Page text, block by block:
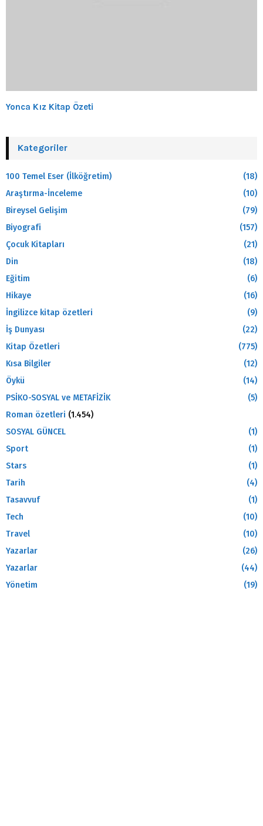
Yonca Kız Kitap Özeti
Kategoriler
100 Temel Eser (İlköğretim)
(18)
Araştırma-İnceleme
(10)
Bireysel Gelişim
(79)
Biyografi
(157)
Çocuk Kitapları
(21)
Din
(18)
Eğitim
(6)
Hikaye
(16)
İngilizce kitap özetleri
(9)
İş Dunyası
(22)
Kitap Özetleri
(775)
Kısa Bilgiler
(12)
Öykü
(14)
PSİKO-SOSYAL ve METAFİZİK
(5)
Roman özetleri (1.454)
SOSYAL GÜNCEL
(1)
Sport
(1)
Stars
(1)
Tarih
(4)
Tasavvuf
(1)
Tech
(10)
Travel
(10)
Yazarlar
(26)
Yazarlar
(44)
Yönetim
(19)